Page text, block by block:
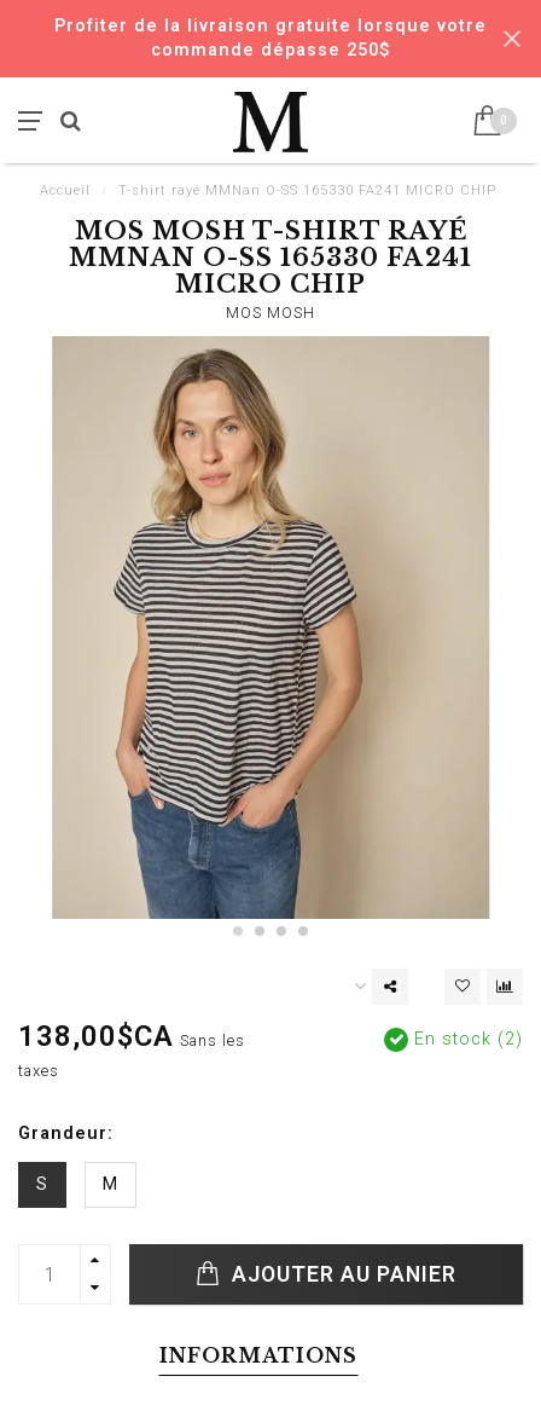
Profiter de la livraison gratuite lorsque votre
commande dépasse 250$
0
Accueil T-shirt rayé MMNan O-SS 165330 FA241 MICRO CHIP
MOS MOSH T-SHIRT RAYÉ
MMNAN O-SS 165330 FA241
MICRO CHIP
MOS MOSH
138,00$CA Sans les
taxes
En stock (2)
Grandeur:
S M
AJOUTER AU PANIER
INFORMATIONS